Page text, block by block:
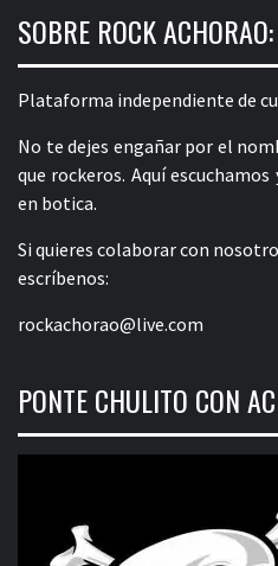
SOBRE ROCK ACHORAO:
Plataforma independiente de
No te dejes engañar por el
que rockeros. Aquí
en botica.
Si quieres colaborar con
escríbenos:
rockachorao@live.com
PONTE CHULITO CON